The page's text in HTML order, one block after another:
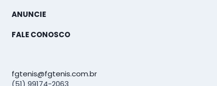
ANUNCIE
FALE CONOSCO
fgtenis@fgtenis.com.br
(51) 99174-2063